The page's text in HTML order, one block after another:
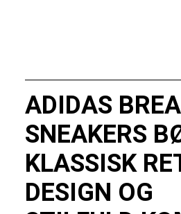
ADIDAS
SNEAKERS
KLASSISK
DESIGN OG